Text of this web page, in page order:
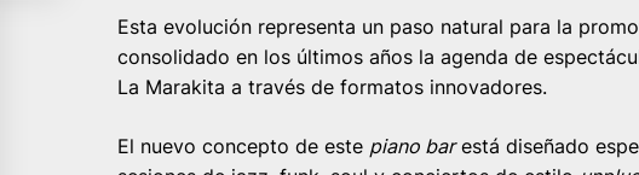
Esta evolución representa un paso natural para la
consolidado en los últimos años la agenda de
La Marakita a través de formatos innovadores.
El nuevo concepto de este piano barestá diseñado